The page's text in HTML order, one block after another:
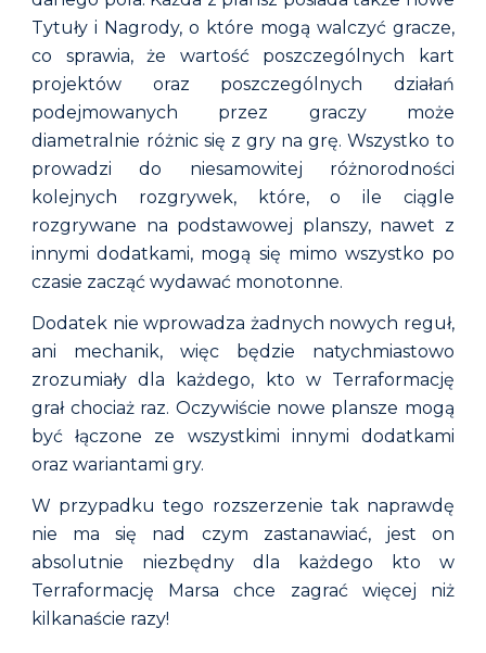
Tytuły i Nagrody, o które mogą walczyć gracze,
co sprawia, że wartość poszczególnych kart
projektów oraz poszczególnych działań
podejmowanych przez graczy może
diametralnie różnic się z gry na grę. Wszystko to
prowadzi do niesamowitej różnorodności
kolejnych rozgrywek, które,o ile ciągle
rozgrywane na podstawowej planszy, nawet z
innymi dodatkami, mogą się mimo wszystko po
czasie zacząć wydawać monotonne.
Dodatek nie wprowadza żadnych nowych reguł,
ani mechanik, więc będzie natychmiastowo
zrozumiały dla każdego, kto w Terraformację
grał chociaż raz. Oczywiście nowe plansze mogą
być łączone ze wszystkimi innymi dodatkami
oraz wariantami gry.
W przypadku tego rozszerzenie tak naprawdę
nie ma się nad czym zastanawiać, jest on
absolutnie niezbędny dla każdego kto w
Terraformację Marsa chce zagrać więcej niż
kilkanaście razy!